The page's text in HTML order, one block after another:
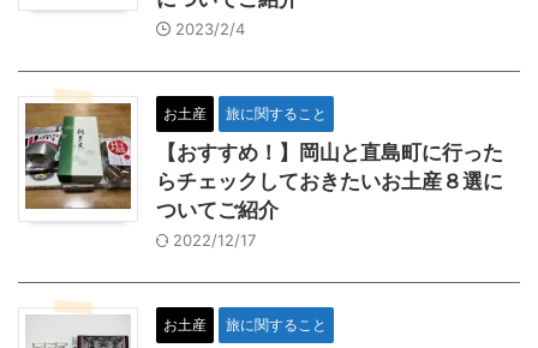
2023/2/4
お土産 旅に関すること
【おすすめ！】岡山と直島町に行った
らチェックしておきたいお土産８選に
ついてご紹介
2022/12/17
お土産 旅に関すること